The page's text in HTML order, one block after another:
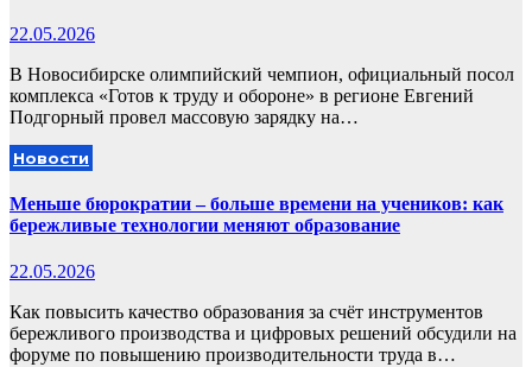
22.05.2026
В Новосибирске олимпийский чемпион, официальный посол
комплекса «Готов к труду и обороне» в регионе Евгений
Подгорный провел массовую зарядку на…
Новости
Меньше бюрократии – больше времени на учеников: как
бережливые технологии меняют образование
22.05.2026
Как повысить качество образования за счёт инструментов
бережливого производства и цифровых решений обсудили на
форуме по повышению производительности труда в…